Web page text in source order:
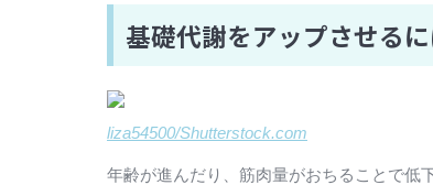
基礎代謝をアップさせるに
liza54500/Shutterstock.com
年齢が進んだり、筋肉量がおちることで低